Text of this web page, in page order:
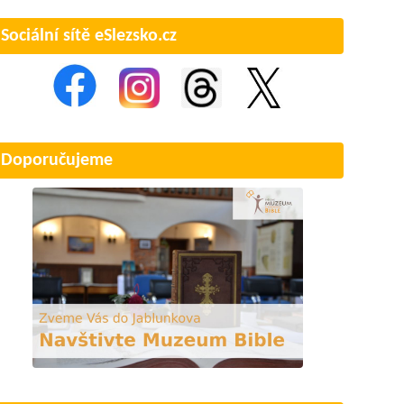
Sociální sítě eSlezsko.cz
Doporučujeme